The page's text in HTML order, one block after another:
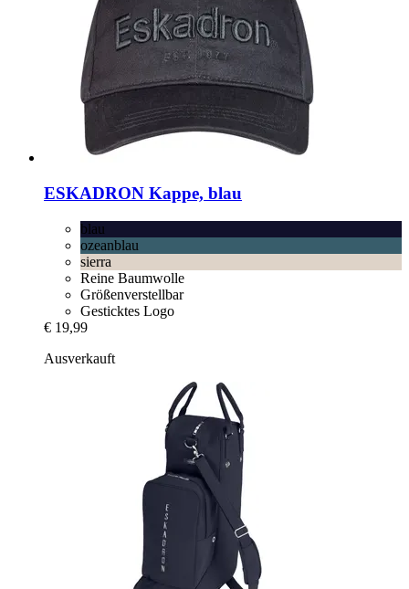
ESKADRON Kappe, blau
blau
ozeanblau
sierra
Reine Baumwolle
Größenverstellbar
Gesticktes Logo
€ 19,99
Ausverkauft